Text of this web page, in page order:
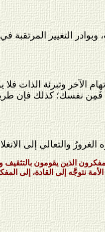
التغيير المرتقبة
الآخر وتبرئة الذات فلا
فَمِن نفسك؛ كذلك
والتعالي إلى
الذين يقومون بالتثقيف
نتوجَّه إلى القادة، إلى